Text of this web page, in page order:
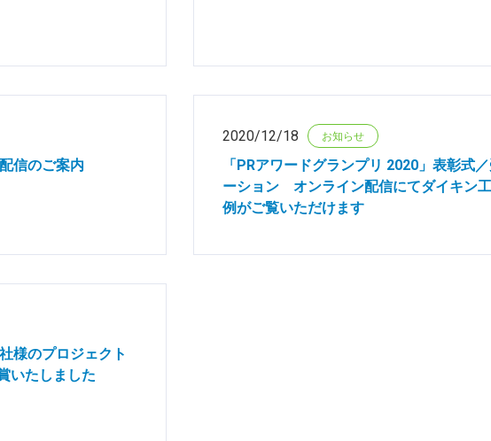
信のご案内
2020/12/18 お知らせ
「PRアワードグランプリ 2020」表彰式
ーション オンライン配信にてダイキン
例がご覧いただけます
様のプロジェクト
いたしました